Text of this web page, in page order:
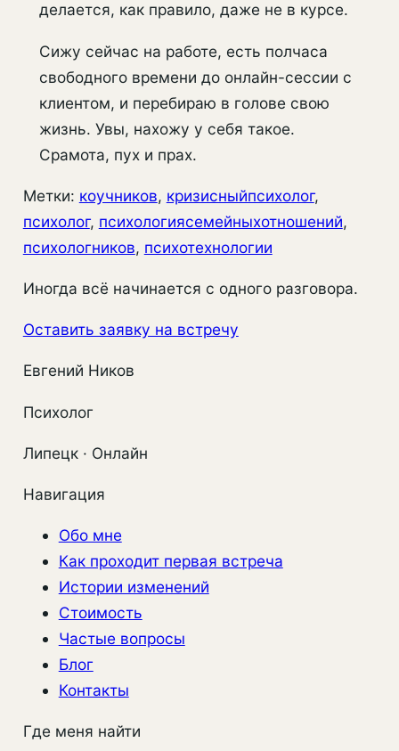
делается, как правило, даже не в курсе.
Сижу сейчас на работе, есть полчаса
свободного времени до онлайн-сессии с
клиентом, и перебираю в голове свою
жизнь. Увы, нахожу у себя такое.
Срамота, пух и прах.
Метки: коучников, кризисныйпсихолог
психолог, психологиясемейныхотношений
психологников, психотехнологии
Иногда всё начинается с одного разговора.
Оставить заявку на встречу
Евгений Ников
Психолог
Липецк · Онлайн
Навигация
Обо мне
Как проходит первая встреча
Истории изменений
Стоимость
Частые вопросы
Блог
Контакты
Где меня найти